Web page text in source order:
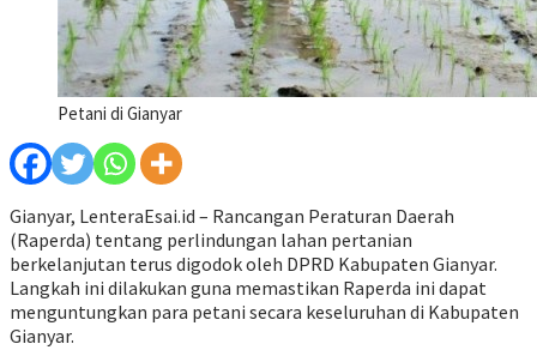
Petani di Gianyar
Gianyar, LenteraEsai.id – Rancangan Peraturan Daerah
(Raperda) tentang perlindungan lahan pertanian
berkelanjutan terus digodok oleh DPRD Kabupaten Gianyar.
Langkah ini dilakukan guna memastikan Raperda ini dapat
menguntungkan para petani secara keseluruhan di Kabupaten
Gianyar.